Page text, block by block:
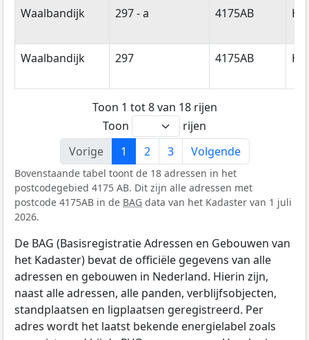
Waalbandijk 297 - a 4175AB
Waalbandijk 297 4175AB
Toon 1 tot 8 van 18 rijen
Toon
rijen
Vorige
1 2 3 Volgende
Bovenstaande tabel toont de 18 adressen in het
postcodegebied 4175 AB. Dit zijn alle adressen met
postcode 4175AB in de BAG data van het Kadaster van 1 juli
2026.
De BAG (Basisregistratie Adressen en Gebouwen van
het Kadaster) bevat de officiële gegevens van alle
adressen en gebouwen in Nederland. Hierin zijn,
naast alle adressen, alle panden, verblijfsobjecten,
standplaatsen en ligplaatsen geregistreerd. Per
adres wordt het laatst bekende energielabel zoals